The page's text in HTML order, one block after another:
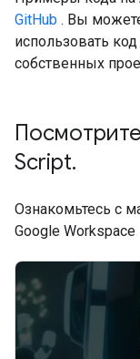
GitHub . Вы
использовать
собственных
Script.
Ознакомьтесь с
Google